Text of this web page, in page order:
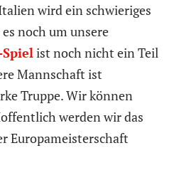
wird ein schwieriges
noch um unsere
ist noch nicht ein Teil
Mannschaft ist
Truppe. Wir können
werden wir das
Europameisterschaft